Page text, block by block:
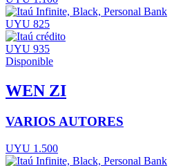
UYU 825
UYU 935
Disponible
WEN ZI
VARIOS AUTORES
UYU 1.500